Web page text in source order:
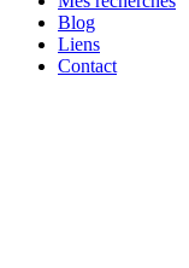
Blog
Liens
Contact